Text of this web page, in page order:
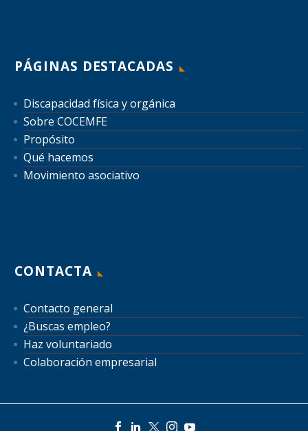
PÁGINAS DESTACADAS
Discapacidad física y orgánica
Sobre COCEMFE
Propósito
Qué hacemos
Movimiento asociativo
CONTACTA
Contacto general
¿Buscas empleo?
Haz voluntariado
Colaboración empresarial